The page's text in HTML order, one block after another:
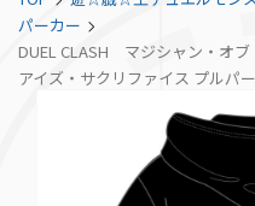
パーカー
DUEL CLASH マジシャン・オブ
アイズ・サクリファイス プルパ